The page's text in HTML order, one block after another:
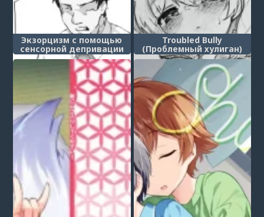
Экзорцизм с помощью
сенсорной депривации
(Sensory deprivation
exorcism)
Troubled Bully
(Проблемный хулиган)